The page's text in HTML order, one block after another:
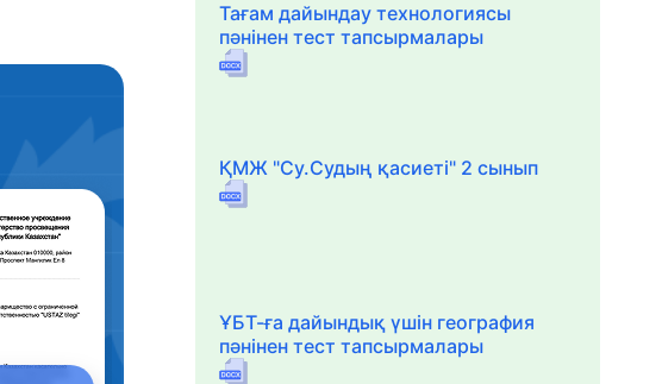
Тағам дайындау технологиясы
пәнінен тест тапсырмалары
ҚМЖ "Су.Судың қасиеті" 2 сынып
ҰБТ-ға дайындық үшін география
пәнінен тест тапсырмалары